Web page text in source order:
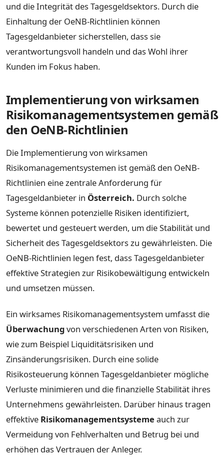
und die Integrität des Tagesgeldsektors. Durch die
Einhaltung der OeNB-Richtlinien können
Tagesgeldanbieter sicherstellen, dass sie
verantwortungsvoll handeln und das Wohl ihrer
Kunden im Fokus haben.
Implementierung von wirksamen
Risikomanagementsystemen gemäß
den OeNB-Richtlinien
Die Implementierung von wirksamen
Risikomanagementsystemen ist gemäß den OeNB-
Richtlinien eine zentrale Anforderung für
Tagesgeldanbieter in Österreich. Durch solche
Systeme können potenzielle Risiken identifiziert,
bewertet und gesteuert werden, um die Stabilität und
Sicherheit des Tagesgeldsektors zu gewährleisten. Die
OeNB-Richtlinien legen fest, dass Tagesgeldanbieter
effektive Strategien zur Risikobewältigung entwickeln
und umsetzen müssen.
Ein wirksames Risikomanagementsystem umfasst die
Überwachungvon verschiedenen Arten von Risiken,
wie zum Beispiel Liquiditätsrisiken und
Zinsänderungsrisiken. Durch eine solide
Risikosteuerung können Tagesgeldanbieter mögliche
Verluste minimieren und die finanzielle Stabilität ihres
Unternehmens gewährleisten. Darüber hinaus tragen
effektive Risikomanagementsysteme auch zur
Vermeidung von Fehlverhalten und Betrug bei und
erhöhen das Vertrauen der Anleger.